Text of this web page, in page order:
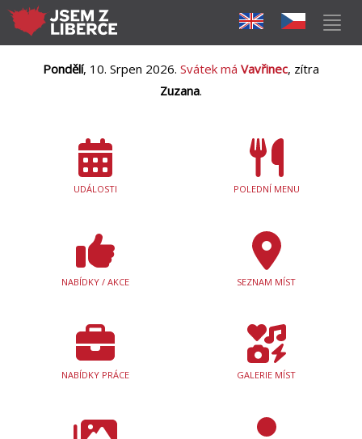
Pondělí, 10. Srpen 2026. Svátek má Vavřinec, zítra
Zuzana.
UDÁLOSTI POLEDNÍ MENU
NABÍDKY / AKCE SEZNAM MÍST
NABÍDKY PRÁCE GALERIE MÍST